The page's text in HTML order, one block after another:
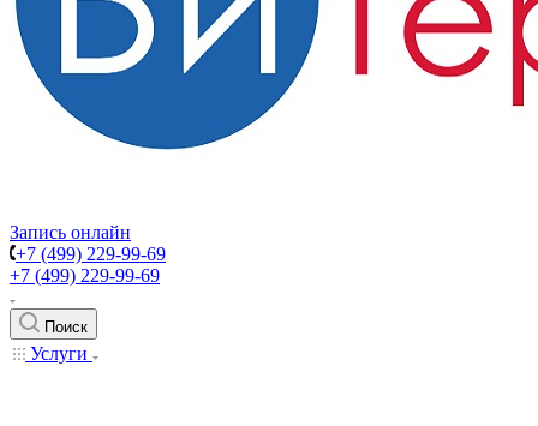
Запись онлайн
+7 (499) 229-99-69
+7 (499) 229-99-69
Поиск
Услуги